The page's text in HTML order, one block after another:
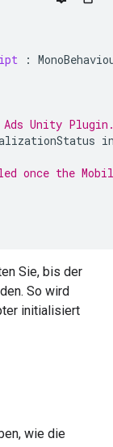
:
Ads Unity Plugin
once the
Sie, bis der
So wird
initialisiert
wie die